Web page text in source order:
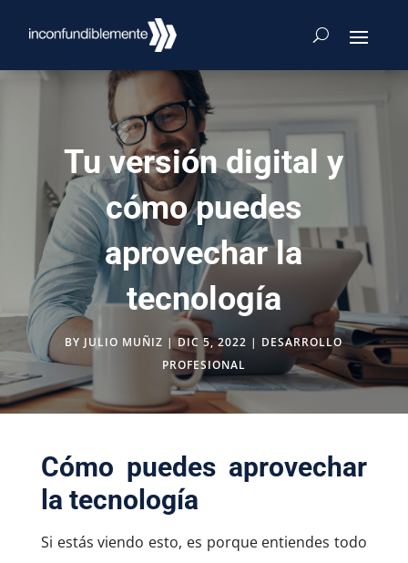
Tu versión digital y
cómo puedes
aprovechar la
tecnología
BY JULIO MUÑIZ |DIC 5, 2022 | DESARROLLO
PROFESIONAL
Cómo puedes aprovechar
la tecnología
Si estás viendo esto, es porque entiendes todo